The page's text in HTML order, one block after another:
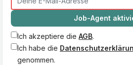
Job-Agent
Ich akzeptiere die AGB.
Ich habe die
genommen.